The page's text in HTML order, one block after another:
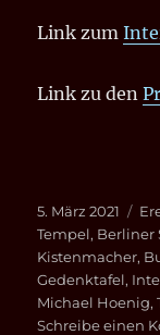
Link zum
Link zu den
Veröffentlicht
am
5. März 2021
Tempel, Berliner
Kistenmacher,
Gedenktafel,
Michael Hoenig,
Schreibe einen